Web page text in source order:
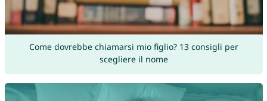
Come dovrebbe chiamarsi mio figlio? 13 consigli per
scegliere il nome